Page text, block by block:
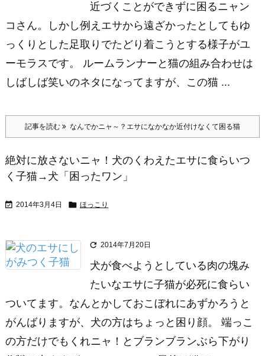
近づくことができずに困るニャン
コさん。しかし例えエサから遠ざかったとしてもゆ
っくりとした足取りでたどり着こうとする様子がユ
ーモラスです。 ルームランナーと猫の組み合わせは
しばしば笑いのネタになってますが、この猫 ...
記事を読む なんでかニャ～？エサになかなか近付けなくて困る猫
絶対に放さないニャ！犬のくわえたエサに食らいつ
く子猫→犬「困ったワン」
 2014年3月4日  ほっこり
 2014年7月20日
犬が食べようとしている肉の塊み
たいなエサに子猫が必死に食らい
ついてます。なんとかしておこぼれにあずかろうと
がんばりますが、犬の方はちょっと困り顔。 端っこ
の方だけでもくれニャ！とブランブランぶら下がり